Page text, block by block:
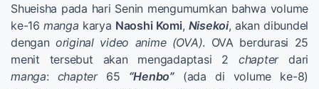
Shueisha pada hari Senin mengumumkan bahwa volume
ke-16 manga karya Naoshi Komi, Nisekoi, akan dibundel
dengan original video anime (OVA). OVA berdurasi 25
menit tersebut akan mengadaptasi 2 chapterdari
manga: chapter65 “Henbo”(ada di volume ke-8)